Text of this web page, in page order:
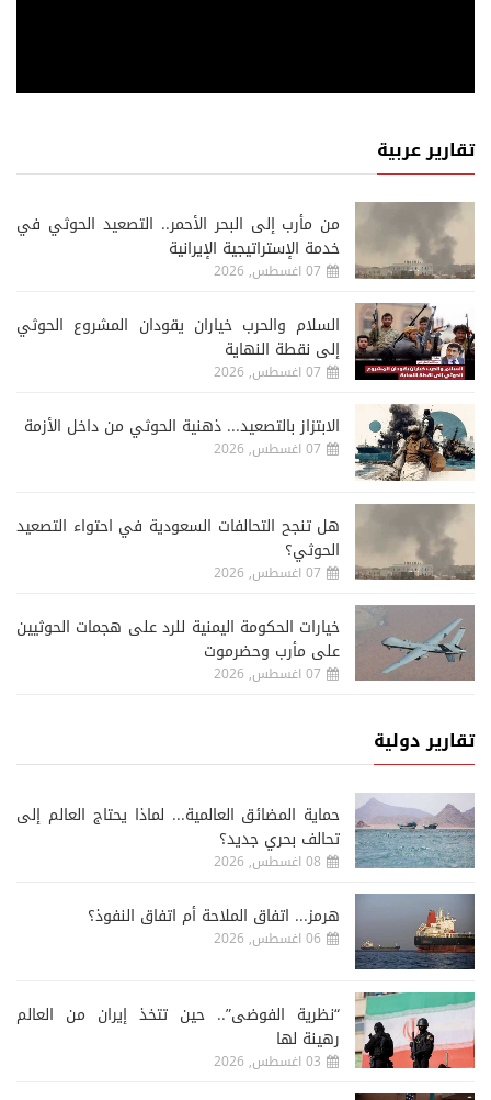
تقارير عربية
من مأرب إلى البحر الأحمر.. التصعيد الحوثي في
خدمة الإستراتيجية الإيرانية
07 اغسطس, 2026
السلام والحرب خياران يقودان المشروع الحوثي
إلى نقطة النهاية
07 اغسطس, 2026
الابتزاز بالتصعيد... ذهنية الحوثي من داخل الأزمة
07 اغسطس, 2026
هل تنجح التحالفات السعودية في احتواء التصعيد
الحوثي؟
07 اغسطس, 2026
خيارات الحكومة اليمنية للرد على هجمات الحوثيين
على مأرب وحضرموت
07 اغسطس, 2026
تقارير دولية
حماية المضائق العالمية... لماذا يحتاج العالم إلى
تحالف بحري جديد؟
08 اغسطس, 2026
هرمز... اتفاق الملاحة أم اتفاق النفوذ؟
06 اغسطس, 2026
“نظرية الفوضى”.. حين تتخذ إيران من العالم
رهينة لها
03 اغسطس, 2026